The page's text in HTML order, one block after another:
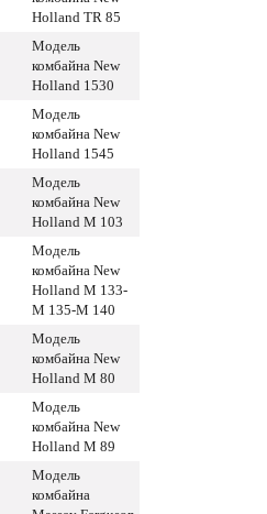
Holland TR 85
Модель
комбайна New
Holland 1530
Модель
комбайна New
Holland 1545
Модель
комбайна New
Holland M 103
Модель
комбайна New
Holland M 133-
M 135-M 140
Модель
комбайна New
Holland M 80
Модель
комбайна New
Holland M 89
Модель
комбайна